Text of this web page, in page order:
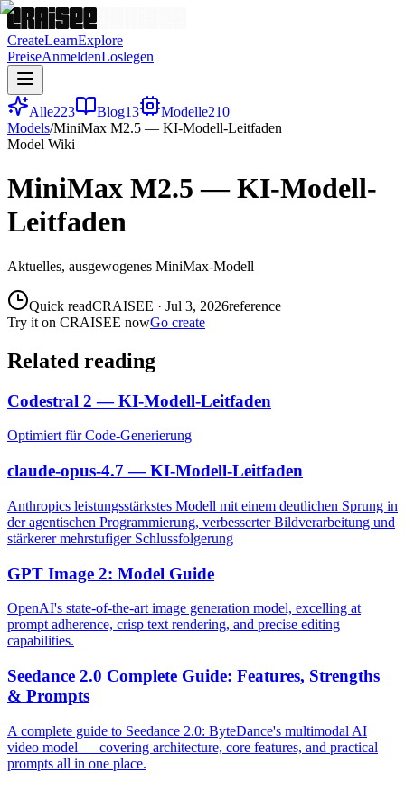
CreateLearnExplore
PreiseAnmeldenLoslegen
Alle223 Blog13 Modelle210
Models/MiniMax M2.5 — KI-Modell-Leitfaden
Model Wiki
MiniMax M2.5 — KI-Modell-
Leitfaden
Aktuelles, ausgewogenes MiniMax-Modell
Quick readCRAISEE · Jul 3, 2026reference
Try it on CRAISEE nowGo create
Related reading
Codestral 2 — KI-Modell-Leitfaden
Optimiert für Code-Generierung
claude-opus-4.7 — KI-Modell-Leitfaden
Anthropics leistungsstärkstes Modell mit einem deutlichen Sprung in
der agentischen Programmierung, verbesserter Bildverarbeitung und
stärkerer mehrstufiger Schlussfolgerung
GPT Image 2: Model Guide
OpenAI's state-of-the-art image generation model, excelling at
prompt adherence, crisp text rendering, and precise editing
capabilities.
Seedance 2.0 Complete Guide: Features, Strengths
& Prompts
A complete guide to Seedance 2.0: ByteDance's multimodal AI
video model — covering architecture, core features, and practical
prompts all in one place.